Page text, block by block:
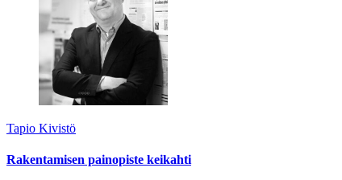
Tapio Kivistö
Rakentamisen painopiste keikahti